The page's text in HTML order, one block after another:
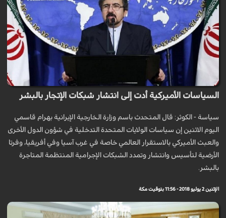
السياسات الأميركية أدت إلى انتشار شبكات الإتجار بالبشر
سياسة - الكوثر: قال المتحدث باسم وزارة الخارجية الإيرانية بهرام قاسمي
اليوم الاثنين إن سياسات الولايات المتحدة التدخلية في شؤون الدول الأخرى
والعبث الأميركي بالاستقرار العالمي خاصة في غرب آسيا وفي أفريقيا، وفرتا
الأرضية لتأسيس وانتشار وتمدد الشبكات الإجرامية المنتظمة المتاجرة
بالبشر.
الإثنين 2 يوليو 2018 - 11:56 بتوقيت مكة